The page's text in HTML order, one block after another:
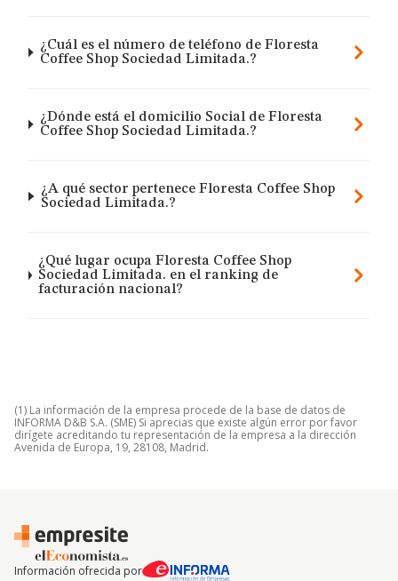
¿Cuál es el número de teléfono de Floresta
Coffee Shop Sociedad Limitada.?
¿Dónde está el domicilio Social de Floresta
Coffee Shop Sociedad Limitada.?
¿A qué sector pertenece Floresta Coffee Shop
Sociedad Limitada.?
¿Qué lugar ocupa Floresta Coffee Shop
Sociedad Limitada. en el ranking de
facturación nacional?
(1) La información de la empresa procede de la base de datos de
INFORMA D&B S.A. (SME) Si aprecias que existe algún error por favor
dirígete acreditando tu representación de la empresa a la dirección
Avenida de Europa, 19, 28108, Madrid.
Información ofrecida por